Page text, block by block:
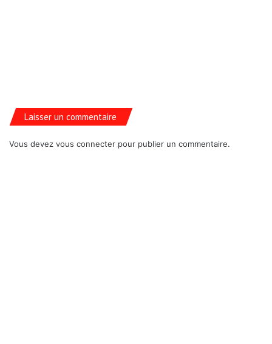
Laisser un commentaire
Vous devez vous connecter pour publier un commentaire.